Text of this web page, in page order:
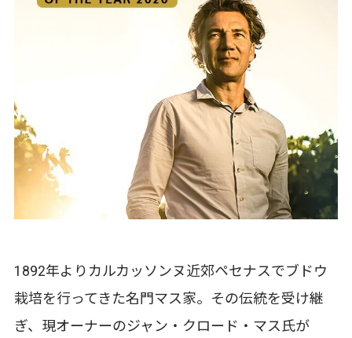
1892年よりカルカッソンヌ近郊ペセナスでブドウ
栽培を行ってきた名門マス家。その伝統を受け継
ぎ、現オーナーのジャン・クロード・マス氏が